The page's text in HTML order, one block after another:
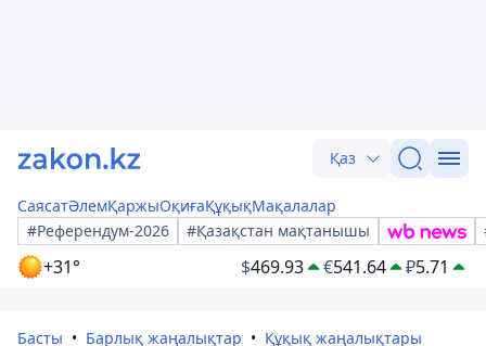
Қаз
СаясатӘлемҚаржыОқиғаҚұқықМақалалар
#Референдум-2026
#Қазақстан мақтанышы
+31° $469.93 €541.64 ₽5.71
Басты Барлық жаңалықтар Құқық жаңалықтары